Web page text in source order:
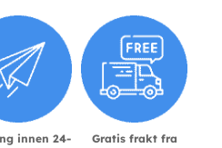
innen 24-
Gratis frakt fra